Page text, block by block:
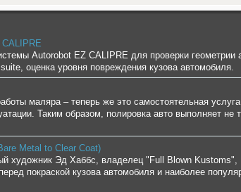
Autorobot EZ CALIPRE для проверки геометрии
оценка уровня повреждения кузова автомобиля.
маляра – теперь же это самостоятельная
Таким образом, полировка авто выполняет не
Metal to Clear Coat)
художник Эд Хаббс, владелец "Full Blown Kustoms",
покраской кузова автомобиля и наиболее